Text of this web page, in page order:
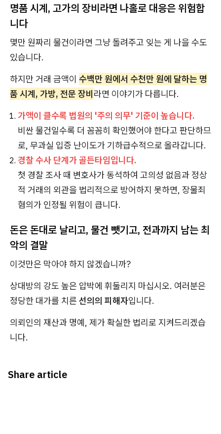
명품 시계, 고가의 장비라면 나홀로 대응은 위험합
니다
몇만 원짜리 물건이라면 그냥 돌려주고 잊는 게 나을 수도
있습니다.
하지만 거래 금액이 수백만 원에서 수천만 원에 달하는 명
품 시계, 가방, 전문 장비라면 이야기가 다릅니다.
가액이 클수록 법원의 '주의 의무' 기준이 높습니다.
비싼 물건일수록 더 꼼꼼히 확인했어야 한다고 판단하므
로, 무과실 입증 난이도가 기하급수적으로 올라갑니다.
경찰 수사 단계가 골든타임입니다.
첫 경찰 조사 때 변호사가 동석하여 고의성 없음과 정상
적 거래의 외관을 법리적으로 방어하지 못하면, 장물죄
혐의가 인정될 위험이 큽니다.
돈은 돈대로 날리고, 물건 뺏기고, 전과까지 남는 최
악의 결말
이것만은 막아야 하지 않겠습니까?
상대방의 강도 높은 압박에 휘둘리지 마십시오. 여러분은
정당한 대가를 치른 선의의 피해자입니다.
의뢰인의 재산과 명예, 제가 확실한 법리로 지켜드리겠습
니다.
Share article